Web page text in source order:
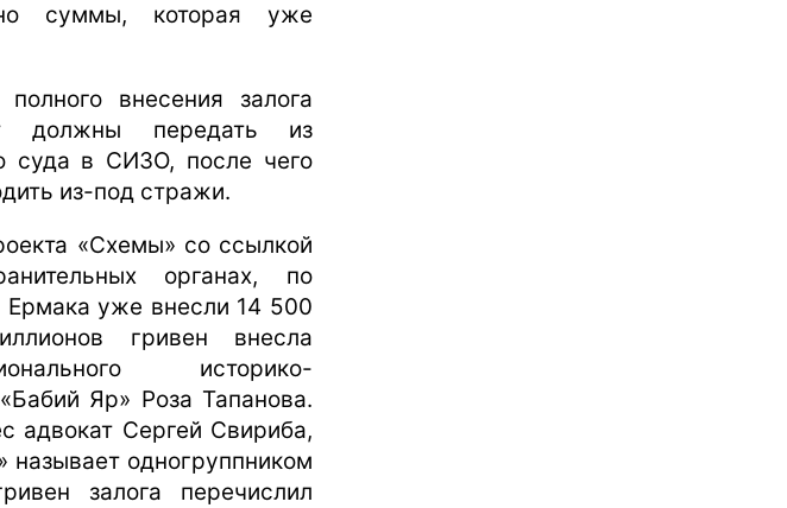
суммы, которая уже
внесения залога
должны передать из
суда в СИЗО, после чего
из-под стражи.
«Схемы» со ссылкой
органах, по
Ермака уже внесли 14 500
гривен внесла
историко-
Яр» Роза Тапанова.
адвокат Сергей Свириба,
называет одногруппником
залога перечислил